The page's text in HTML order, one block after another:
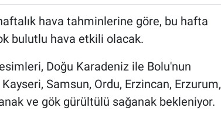
hava tahminlerine göre, bu hafta
bulutlu hava etkili olacak.
Doğu Karadeniz ile Bolu'nun
Samsun, Ordu, Erzincan, Erzurum,
ve gök gürültülü sağanak bekleniyor.